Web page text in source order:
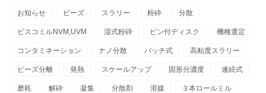
お知らせ ビーズ スラリー 粉砕 分散
ビスコミルNVM,UVM 湿式粉砕 ピン付ディスク 機種選定
コンタミネーション ナノ分散 バッチ式 高粘度スラリー
ビーズ分離 発熱 スケールアップ 固形分濃度 連続式
磨耗 解砕 凝集 分散剤 溶媒 ３本ロールミル